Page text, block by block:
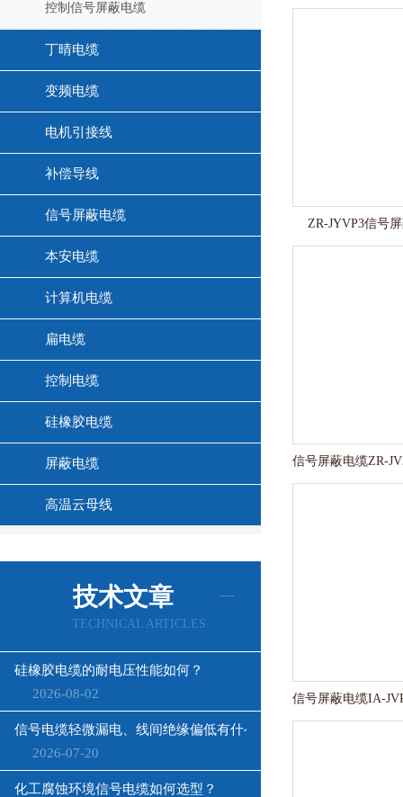
控制信号屏蔽电缆
丁晴电缆
变频电缆
电机引接线
补偿导线
信号屏蔽电缆
本安电缆
计算机电缆
扁电缆
控制电缆
硅橡胶电缆
屏蔽电缆
高温云母线
技术文章
TECHNICAL ARTICLES
硅橡胶电缆的耐电压性能如何？
2026-08-02
信号电缆轻微漏电、线间绝缘偏低有什么影响？
2026-07-20
化工腐蚀环境信号电缆如何选型？
ZR-JYVP3信号